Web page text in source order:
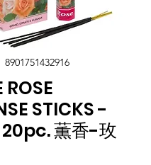
ROSE
STICKS -
20pc. 薫香-玫